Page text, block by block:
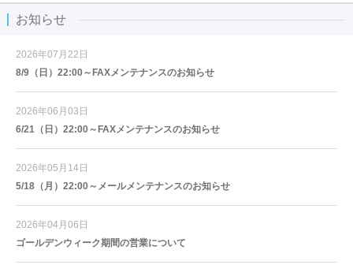
お知らせ
2026年07月22日
8/9（日）22:00～FAXメンテナンスのお知らせ
2026年06月03日
6/21（日）22:00～FAXメンテナンスのお知らせ
2026年05月14日
5/18（月）22:00～メールメンテナンスのお知らせ
2026年04月06日
ゴールデンウィーク期間の営業について